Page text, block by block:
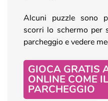
Alcuni puzzle sono
scorri lo schermo per
parcheggio e vedere
GIOCA GRATIS
ONLINE COME
PARCHEGGIO